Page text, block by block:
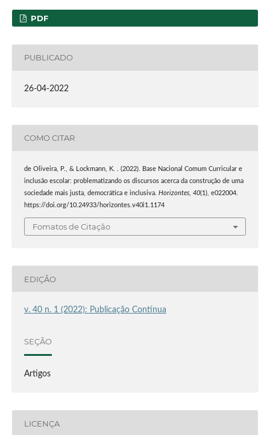
PDF
PUBLICADO
26-04-2022
COMO CITAR
de Oliveira, P., & Lockmann, K. . (2022). Base Nacional Comum Curricular e
inclusão escolar: problematizando os discursos acerca da construção de uma
sociedade mais justa, democrática e inclusiva. Horizontes, 40(1), e022004.
https://doi.org/10.24933/horizontes.v40i1.1174
Fomatos de Citação
EDIÇÃO
v. 40 n. 1 (2022): Publicação Contínua
SEÇÃO
Artigos
LICENÇA